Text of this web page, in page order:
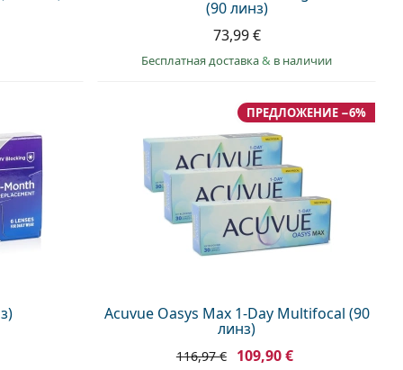
(90 линз)
73,99 €
Бесплатная доставка& в наличии
Acuvue Oasys Max 1-Day Multifocal (90
линз)
ПРЕДЛОЖЕНИЕ −6%
116,97 € 109,90 €